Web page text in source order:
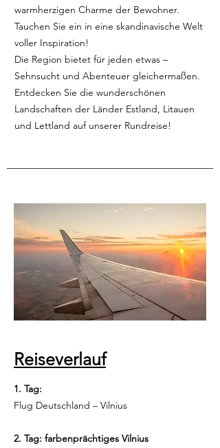
warmherzigen Charme der Bewohner.
Tauchen Sie ein in eine skandinavische Welt
voller Inspiration!
Die Region bietet für jeden etwas –
Sehnsucht und Abenteuer gleichermaßen.
Entdecken Sie die wunderschönen
Landschaften der Länder Estland, Litauen
und Lettland auf unserer Rundreise!
Reiseverlauf
1. Tag:
Flug Deutschland – Vilnius
2. Tag: farbenprächtiges Vilnius